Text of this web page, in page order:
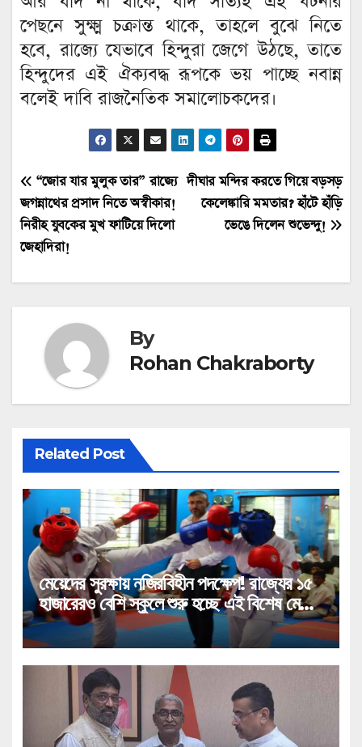
পেছনে সুক্ষ্ম চক্রান্ত থাকে, তাহলে বুঝে নিতে
হবে, রাজ্যে যেভাবে হিন্দুরা জেগে উঠছে, তাতে
হিন্দুদের এই ঐক্যবদ্ধ রূপকে ভয় পাচ্ছে নবান্ন
বলেই দাবি রাজনৈতিক সমালোচকদের।
Post
navigation
দীঘার মন্দির করতে গিয়ে বড়সড়
কেলেঙ্কারি মমতার? হাঁটে হাঁড়ি
ভেঙে দিলেন শুভেন্দু!
“জোর যার মুলুক তার” রাজ্যে
জগন্নাথের প্রসাদ নিতে অস্বীকার!
নিরীহ যুবকের মুখ ফাটিয়ে দিলো
জেহাদিরা!
By
Rohan Chakraborty
Related Post
মেয়েদের সুরক্ষায় নজিরবিহীন পদক্ষেপ! রাজ্যের ১৫
হাজারেরও বেশি স্কুলে শুরু হচ্ছে এই বিশেষ মেগা
প্রশিক্ষণ!